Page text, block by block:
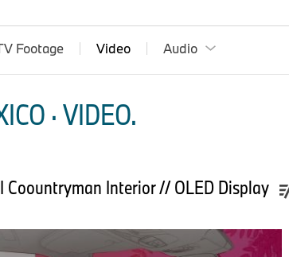
Footage Video Audio
· VIDEO.
Coountryman Interior // OLED Display